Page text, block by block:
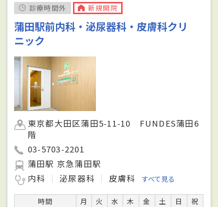
診療時間外 新規開院
蒲田駅前内科・泌尿器科・皮膚科クリ
ニック
東京都大田区蒲田5-11-10 FUNDES蒲田6
階
03-5703-2201
蒲田駅 京急蒲田駅
内科
泌尿器科 皮膚科 すべて見る
時間 月 火 水 木 金 土 日
祝